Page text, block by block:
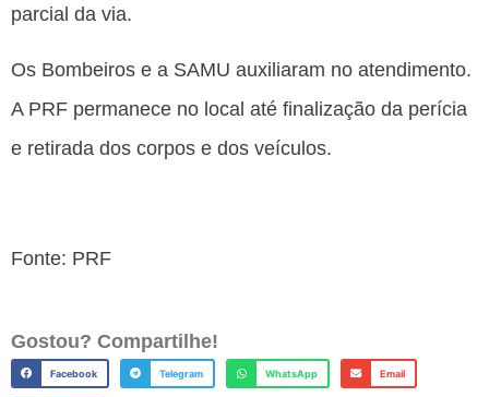
parcial da via.
Os Bombeiros e a SAMU auxiliaram no atendimento.
A PRF permanece no local até finalização da perícia
e retirada dos corpos e dos veículos.
Fonte: PRF
Gostou? Compartilhe!
Facebook Telegram WhatsApp Email